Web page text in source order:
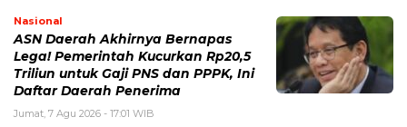
Nasional
ASN Daerah Akhirnya Bernapas
Lega! Pemerintah Kucurkan Rp20,5
Triliun untuk Gaji PNS dan PPPK, Ini
Daftar Daerah Penerima
Jumat, 7 Agu 2026 - 17:01 WIB